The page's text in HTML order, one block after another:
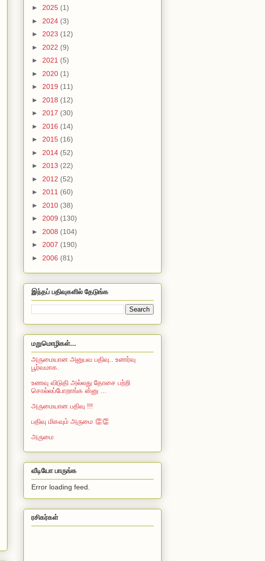
► 2025 (1)
► 2024 (3)
► 2023 (12)
► 2022 (9)
► 2021 (5)
► 2020 (1)
► 2019 (11)
► 2018 (12)
► 2017 (30)
► 2016 (14)
► 2015 (16)
► 2014 (52)
► 2013 (22)
► 2012 (52)
► 2011 (60)
► 2010 (38)
► 2009 (130)
► 2008 (104)
► 2007 (190)
► 2006 (81)
இந்தப் பதிவுகளில் தேடுங்க
மறுமொழிகள்...
அருமையான அனுபவ பதிவு.. உணர்வு
பூர்வமாக.
உணவு விடுதி அல்லது தோசை பற்றி
சொல்லப்போறாங்க ன்னு ...
அருமையான பதிவு !!!
பதிவு மிகவும் அருமை 👏👏
அருமை
வீடியோ பாருங்க
Error loading feed.
ரசிகர்கள்